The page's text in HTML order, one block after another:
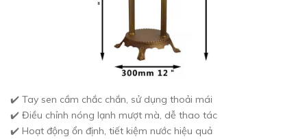
✔️ Tay sen cầm chắc chắn, sử dụng thoải mái
✔️ Điều chỉnh nóng lạnh mượt mà, dễ thao tác
✔️ Hoạt động ổn định, tiết kiệm nước hiệu quả